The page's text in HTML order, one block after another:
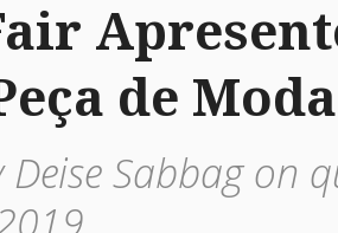
de Moda
Deise Sabbag